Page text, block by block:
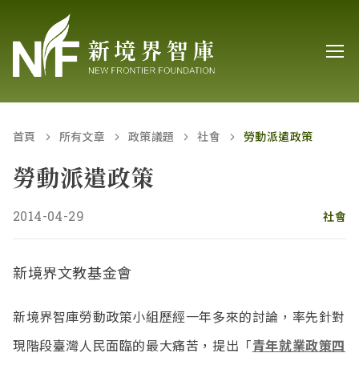
首頁 所有文章 政策議題 社會 勞動派遣政策
勞動派遣政策
2014-04-29 社會
新境界文教基金會
新境界智庫勞動政策小組歷經一年多來的討論，率先針對
現階段臺灣人民面臨的最大痛苦，提出「青年就業政策四